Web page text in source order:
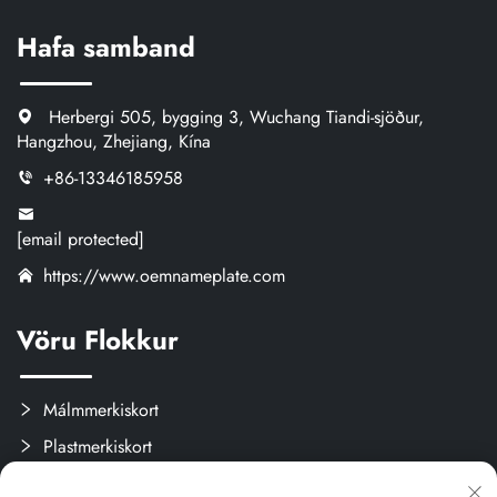
Hafa samband
Herbergi 505, bygging 3, Wuchang Tiandi-sjöður,
Hangzhou, Zhejiang, Kína
+86-13346185958
[email protected]
https://www.oemnameplate.com
Vöru Flokkur
Málmmerkiskort
Plastmerkiskort